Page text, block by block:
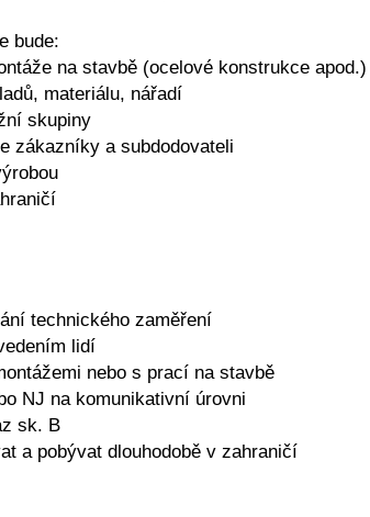
bude:
na stavbě (ocelové konstrukce apod.)
materiálu, nářadí
skupiny
zákazníky a subdodovateli
technického zaměření
lidí
nebo s prací na stavbě
NJ na komunikativní úrovni
sk. B
a pobývat dlouhodobě v zahraničí